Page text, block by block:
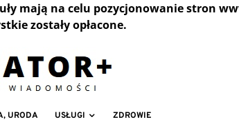
mają na celu pozycjonowanie stron
zostały opłacone.
URODA USŁUGI ZDROWIE